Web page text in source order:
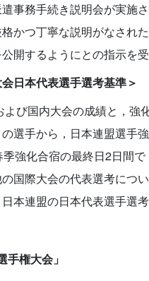
事務手続き説明会が実施
かつ丁寧な説明がなされ
開するようにとの指示を
日本代表選手選考基準＞
び国内大会の成績と，強
選手から，日本連盟選手
強化合宿の最終日2日間
国際大会の代表選考につ
本連盟の日本代表選手選
手権大会」